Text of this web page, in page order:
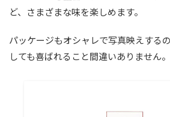
ど、さまざまな味を楽しめます。
パッケージもオシャレで写真映えする
しても喜ばれること間違いありません。